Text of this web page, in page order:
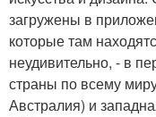
загружены в
которые там
неудивительно, - в
страны по всему
Австралия) и